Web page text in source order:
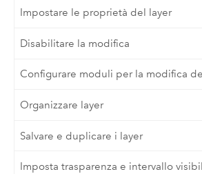
Impostare le proprietà del layer
Disabilitare la modifica
Configurare moduli per la modifica
Organizzare layer
Salvare e duplicare i layer
Imposta trasparenza e intervallo